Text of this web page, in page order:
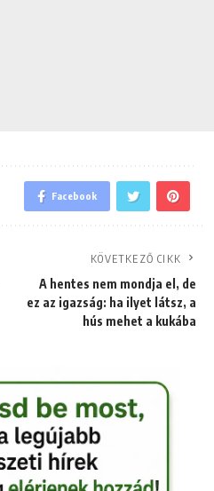
Facebook
KÖVETKEZŐ CIKK
A hentes nem mondja el, de
ez az igazság: ha ilyet látsz, a
hús mehet a kukába